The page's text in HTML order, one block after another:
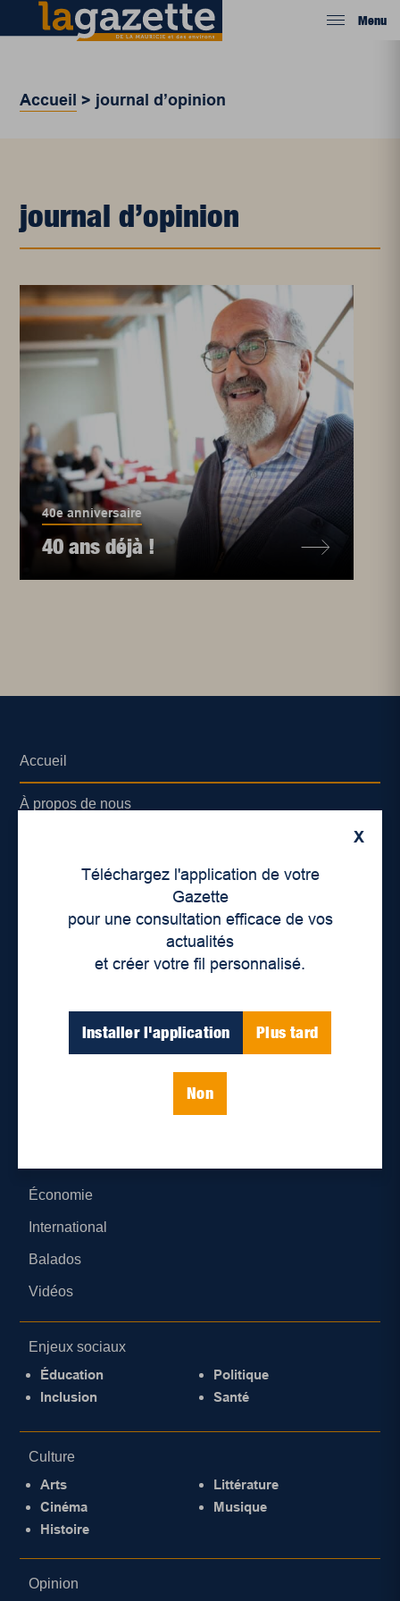
Menu
Accueil > journal d’opinion
journal d’opinion
40e anniversaire
40 ans déjà !
X
Téléchargez l'application de votre
Gazette
pour une consultation efficace de vos
actualités
et créer votre fil personnalisé.
Installer l'application Plus tard
Non
Accueil
À propos de nous
Lieux de distribution
Économie
International
Balados
Vidéos
Enjeux sociaux
Éducation
Inclusion
Politique
Santé
Culture
Arts
Cinéma
Histoire
Littérature
Musique
Opinion